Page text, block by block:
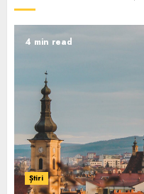
4 min read
Știri